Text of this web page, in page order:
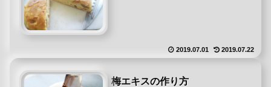
2019.07.01 2019.07.22
梅エキスの作り方